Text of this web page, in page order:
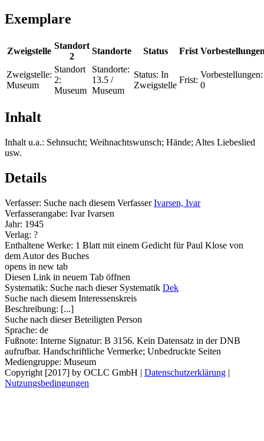
Exemplare
Zweigstelle
Standort
2
Standorte Status Frist
Zweigstelle:
Museum
Standort
2:
Museum
Standorte:
13.5 /
Museum
Status: In
Zweigstelle
Frist:
Vorbestellungen:
0
Inhalt
Inhalt u.a.: Sehnsucht; Weihnachtswunsch; Hände; Altes Liebeslied
usw.
Details
Verfasser: Suche nach diesem Verfasser Ivarsen, Ivar
Verfasserangabe: Ivar Ivarsen
Jahr: 1945
Verlag: ?
Enthaltene Werke: 1 Blatt mit einem Gedicht für Paul Klose von
dem Autor des Buches
opens in new tab
Diesen Link in neuem Tab öffnen
Systematik: Suche nach dieser Systematik Dek
Suche nach diesem Interessenskreis
Beschreibung: [...]
Suche nach dieser Beteiligten Person
Sprache: de
Fußnote: Interne Signatur: B 3156. Kein Datensatz in der DNB
aufrufbar. Handschriftliche Vermerke; Unbedruckte Seiten
Mediengruppe: Museum
Copyright [2017] by OCLC GmbH | Datenschutzerklärung |
Nutzungsbedingungen